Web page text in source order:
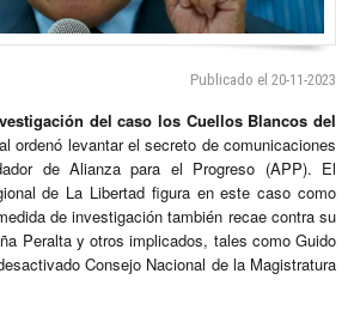
Publicado el 20-11-2023
del caso los Cuellos Blancos del
ordenó levantar el secreto de comunicaciones
de Alianza para el Progreso (APP). El
de La Libertad figura en este caso como
de investigación también recae contra su
Peralta y otros implicados, tales como Guido
Consejo Nacional de la Magistratura